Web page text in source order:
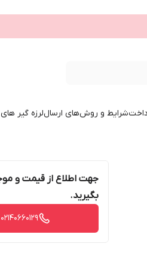
شرایط و روش‌های ارساللرزه گیر
جهت اطلاع از قیمت و
بگیرید.
02140660129